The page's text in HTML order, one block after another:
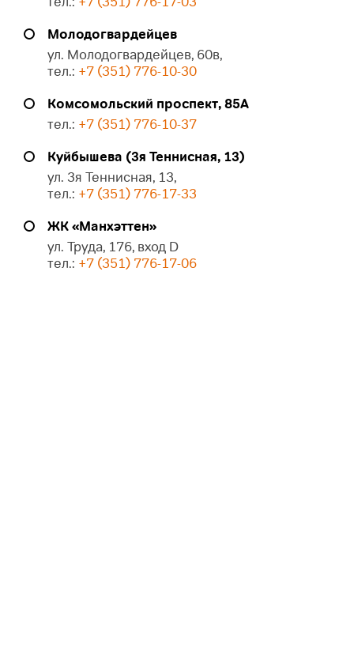
Молодогвардейцев
ул. Молодогвардейцев, 60в,
тел.: +7 (351) 776-10-30
Комсомольский проспект, 85А
тел.: +7 (351) 776-10-37
Куйбышева (3я Теннисная, 13)
ул. 3я Теннисная, 13,
тел.: +7 (351) 776-17-33
ЖК «Манхэттен»
ул. Труда, 176, вход D
тел.: +7 (351) 776-17-06